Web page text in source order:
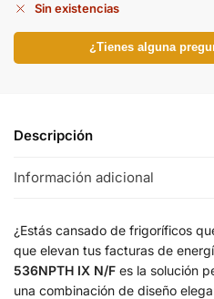
Sin existencias
¿Tienes alguna
Descripción
Información adicional
¿Estás cansado de frigoríficos
que elevan tus facturas de
536NPTH IX N/F es la solución
una combinación de diseño